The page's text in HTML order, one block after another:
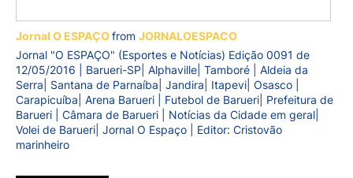
Jornal O ESPAÇOfrom JORNALOESPACO
Jornal "O ESPAÇO" (Esportes e Notícias) Edição 0091 de
12/05/2016 | Barueri-SP| Alphaville| Tamboré | Aldeia da
Serra| Santana de Parnaíba| Jandira| Itapevi| Osasco |
Carapicuíba| Arena Barueri | Futebol de Barueri| Prefeitura de
Barueri | Câmara de Barueri | Notícias da Cidade em geral|
Volei de Barueri| Jornal O Espaço | Editor: Cristovão
marinheiro